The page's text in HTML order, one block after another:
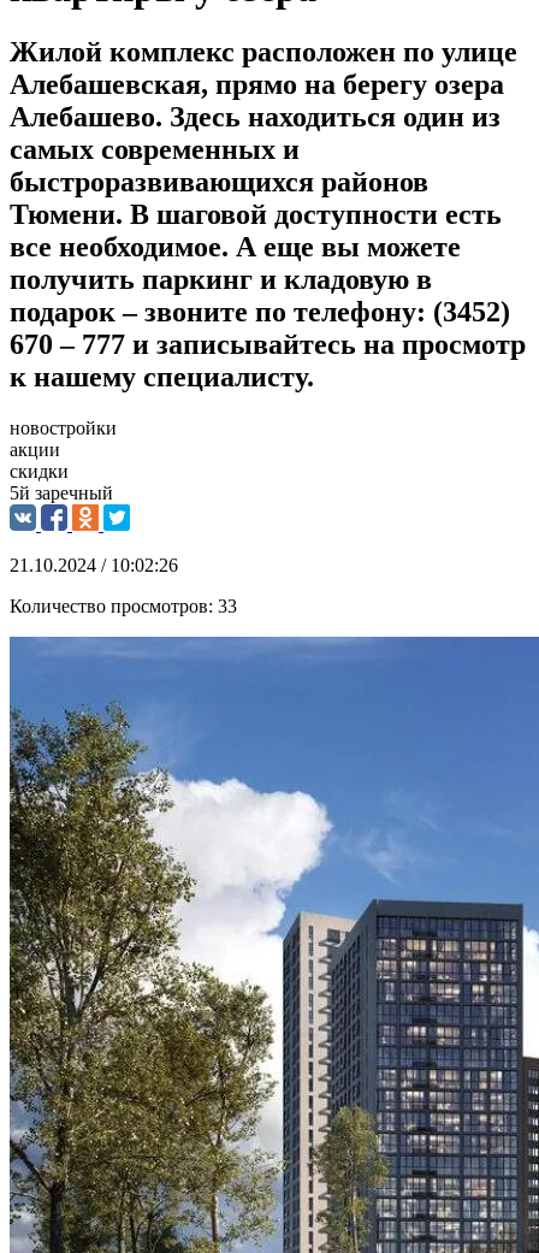
Жилой комплекс расположен по улице
Алебашевская, прямо на берегу озера
Алебашево. Здесь находиться один из
самых современных и
быстроразвивающихся районов
Тюмени. В шаговой доступности есть
все необходимое. А еще вы можете
получить паркинг и кладовую в
подарок – звоните по телефону: (3452)
670 – 777 и записывайтесь на просмотр
к нашему специалисту.
новостройки
акции
скидки
5й заречный
21.10.2024 / 10:02:26
Количество просмотров: 33